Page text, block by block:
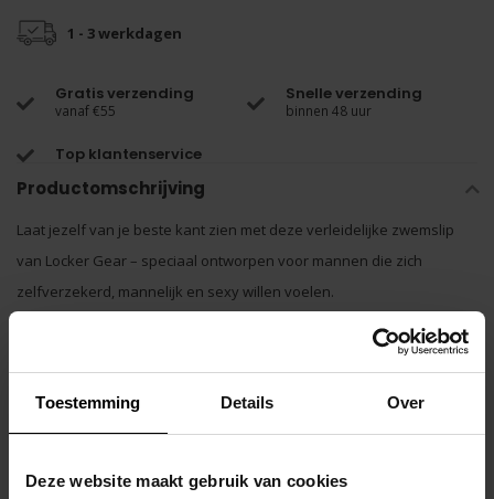
Toestemming Details Over
Deze website maakt gebruik van cookies
1 - 3 werkdagen
Gratis verzending
vanaf €55
Snelle verzending
binnen 48 uur
Top klantenservice
Productomschrijving
Laat jezelf van je beste kant zien met deze verleidelijke zwemslip
van Locker Gear – speciaal ontworpen voor mannen die zich
zelfverzekerd, mannelijk en sexy willen voelen.
Gemaakt van ademend sportmesh dat soepel meebeweegt met je
lichaam en nét genoeg laat zien om de fantasie te prikkelen.
Deze zwemslip zit strak waar het moet, ondersteunt daar waar je